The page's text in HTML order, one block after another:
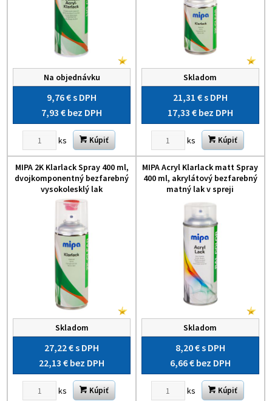
Na objednávku
9,76 €s DPH
7,93 € bez DPH
ks Kúpiť
Skladom
21,31 €s DPH
17,33 € bez DPH
ks Kúpiť
MIPA 2K Klarlack Spray 400 ml,
dvojkomponentný bezfarebný
vysokolesklý lak
Skladom
27,22 €s DPH
22,13 € bez DPH
ks Kúpiť
MIPA Acryl Klarlack matt Spray
400 ml, akrylátový bezfarebný
matný lak v spreji
Skladom
8,20 €s DPH
6,66 € bez DPH
ks Kúpiť